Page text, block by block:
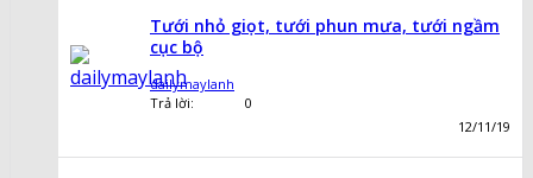
Tưới nhỏ giọt, tưới phun mưa, tưới ngầm
cục bộ
dailymaylanh
Trả lời:
0
12/11/19